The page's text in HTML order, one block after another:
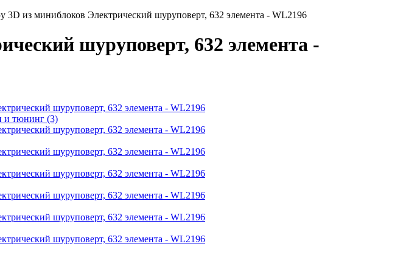
3D из миниблоков Электрический шуруповерт, 632 элемента - WL2196
шуруповерт, 632 элемента -
и тюнинг (3)